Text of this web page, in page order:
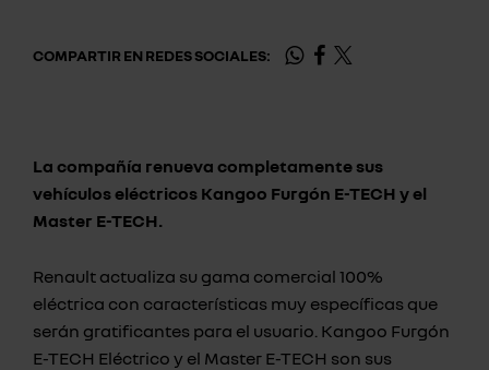
COMPARTIR EN REDES SOCIALES:
La compañía renueva completamente sus
vehículos eléctricos Kangoo Furgón E-TECH y el
Master E-TECH.
Renault actualiza su gama comercial 100%
eléctrica con características muy específicas que
serán gratificantes para el usuario. Kangoo Furgón
E-TECH Eléctrico y el Master E-TECH son sus